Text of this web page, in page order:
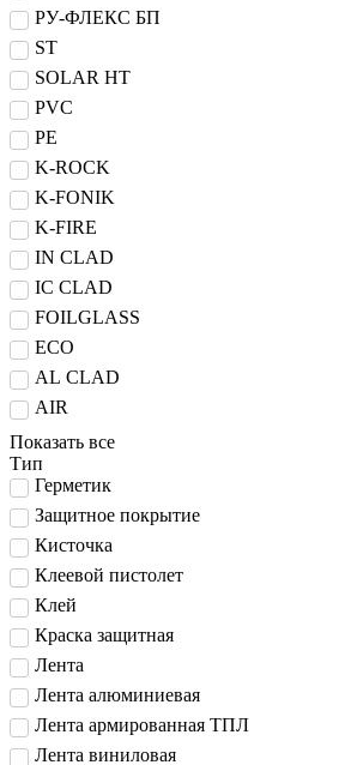
РУ-ФЛЕКС БП
ST
SOLAR HT
PVC
PE
K-ROCK
K-FONIK
K-FIRE
IN CLAD
IC CLAD
FOILGLASS
ECO
AL CLAD
AIR
Показать все
Тип
Герметик
Защитное покрытие
Кисточка
Клеевой пистолет
Клей
Краска защитная
Лента
Лента алюминиевая
Лента армированная ТПЛ
Лента виниловая